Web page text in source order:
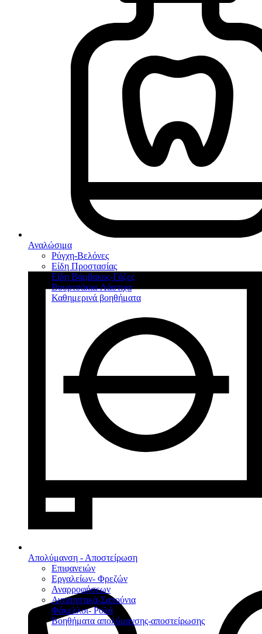
Αναλώσιμα
Ρύγχη-Βελόνες
Είδη Προστασίας
Είδη Βάμβακος-Γάζες
Βουρτσάκια-Λάστιχα
Καθημερινά βοηθήματα
Απολύμανση - Αποστείρωση
Επιφανειών
Εργαλείων- Φρεζών
Αναρροφήσεων
Αντισηπτικά-Σαπούνια
Φάκελλοι- Ρολά
Βοηθήματα απολύμανσης-αποστείρωσης